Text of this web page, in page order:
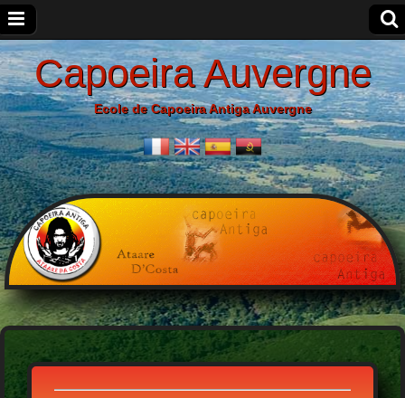
Capoeira Auvergne
Ecole de Capoeira Antiga Auvergne